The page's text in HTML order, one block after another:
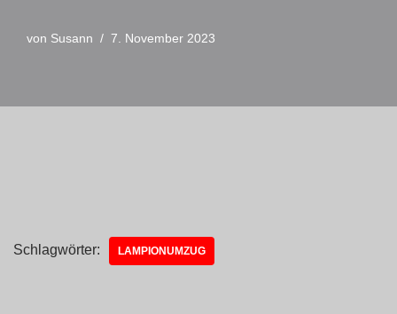
von Susann 7. November 2023
Schlagwörter: LAMPIONUMZUG